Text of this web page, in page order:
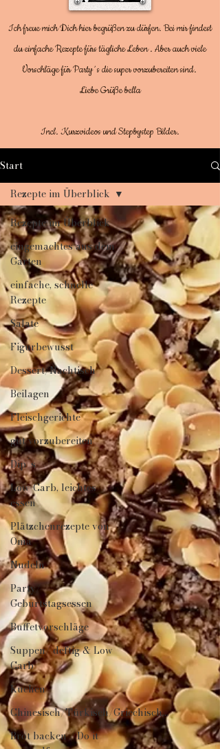
Ich freue mich Dich hier begrüßen zu dürfen. Bei mir findest
du einfache Rezepte fürs tägliche Leben . Aber auch viele
Vorschläge für Party´s die super vorzubereiten sind.
Liebe Grüße bella
Incl. Kurzvideos und Stepbystep Bilder.
Start
Rezepte im Überblick
eingemachtes aus dem
Garten
einfache, schnelle
Rezepte
Salate
Figurbewusst
Dessert/Nachtisch
Beilagen
Fleischgerichte
gut vorzubereiten
Dip´s
Low-Carb, leichtes
essen
Plätzchenrezepte von
Oma
Nudeln
Party/
Geburtstagsessen
Buffetvorschläge
Suppen/ deftig & Low
Carb
Kuchen
Chinesisch/Türkisch/Griechisch...
Brot backen / Do it
Rezepte im Überblick